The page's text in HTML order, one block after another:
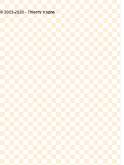
© 2011-2020 - Thierry Vagne